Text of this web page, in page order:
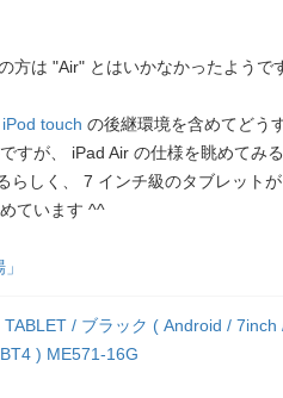
は "Air" とはいかなかったようで
iPod touch の後継環境を含めてどう
が、 iPad Air の仕様を眺めてみる
らしく、 7 インチ級のタブレット
ています ^^
/ ブラック ( Android / 7inch
) ME571-16G